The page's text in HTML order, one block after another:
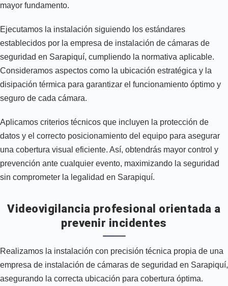
mayor fundamento.
Ejecutamos la instalación siguiendo los estándares
establecidos por la empresa de instalación de cámaras de
seguridad en Sarapiquí, cumpliendo la normativa aplicable.
Consideramos aspectos como la ubicación estratégica y la
disipación térmica para garantizar el funcionamiento óptimo y
seguro de cada cámara.
Aplicamos criterios técnicos que incluyen la protección de
datos y el correcto posicionamiento del equipo para asegurar
una cobertura visual eficiente. Así, obtendrás mayor control y
prevención ante cualquier evento, maximizando la seguridad
sin comprometer la legalidad en Sarapiquí.
Videovigilancia profesional orientada a
prevenir incidentes
Realizamos la instalación con precisión técnica propia de una
empresa de instalación de cámaras de seguridad en Sarapiquí,
asegurando la correcta ubicación para cobertura óptima.